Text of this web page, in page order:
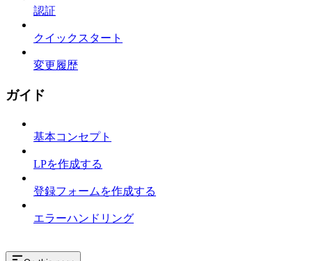
認証
クイックスタート
変更履歴
ガイド
基本コンセプト
LPを作成する
登録フォームを作成する
エラーハンドリング